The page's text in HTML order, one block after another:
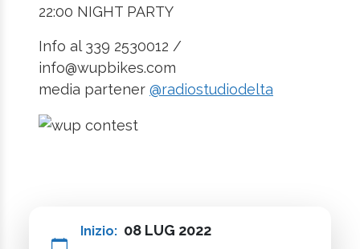
22:00 NIGHT PARTY
Info al 339 2530012 /
info@wupbikes.com
media partener @radiostudiodelta
Inizio: 08 LUG 2022